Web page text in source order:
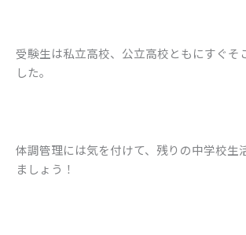
受験生は私立高校、公立高校ともにすぐそ
した。
体調管理には気を付けて、残りの中学校生
ましょう！